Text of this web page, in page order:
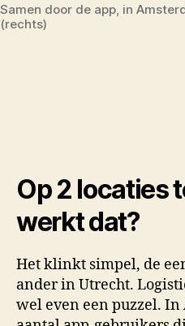
Samen door de app, in
(rechts)
Op 2 locaties
werkt dat?
Het klinkt simpel, de
ander in Utrecht.
wel even een puzzel.